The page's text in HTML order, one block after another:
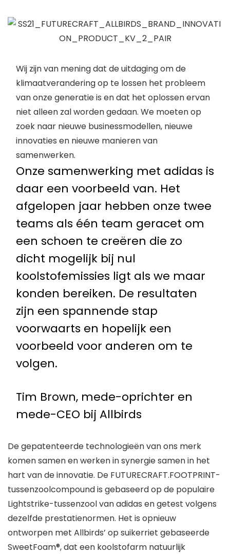
Wij zijn van mening dat de uitdaging om de
klimaatverandering op te lossen het probleem
van onze generatie is en dat het oplossen ervan
niet alleen zal worden gedaan. We moeten op
zoek naar nieuwe businessmodellen, nieuwe
innovaties en nieuwe manieren van
samenwerken.
Onze samenwerking met adidas is
daar een voorbeeld van. Het
afgelopen jaar hebben onze twee
teams als één team geracet om
een ​​schoen te creëren die zo
dicht mogelijk bij nul
koolstofemissies ligt als we maar
konden bereiken. De resultaten
zijn een spannende stap
voorwaarts en hopelijk een
voorbeeld voor anderen om te
volgen.
Tim Brown, mede-oprichter en
mede-CEO bij Allbirds
De gepatenteerde technologieën van ons merk
komen samen en werken in synergie samen in het
hart van de innovatie. De FUTURECRAFT.FOOTPRINT-
tussenzoolcompound is gebaseerd op de populaire
Lightstrike-tussenzool van adidas en getest volgens
dezelfde prestatienormen. Het is opnieuw
ontworpen met Allbirds’ op suikerriet gebaseerde
SweetFoam®, dat een koolstofarm natuurlijk